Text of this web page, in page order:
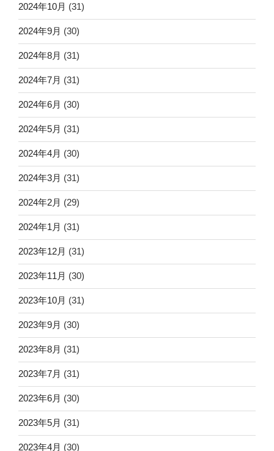
2024年10月 (31)
2024年9月 (30)
2024年8月 (31)
2024年7月 (31)
2024年6月 (30)
2024年5月 (31)
2024年4月 (30)
2024年3月 (31)
2024年2月 (29)
2024年1月 (31)
2023年12月 (31)
2023年11月 (30)
2023年10月 (31)
2023年9月 (30)
2023年8月 (31)
2023年7月 (31)
2023年6月 (30)
2023年5月 (31)
2023年4月 (30)